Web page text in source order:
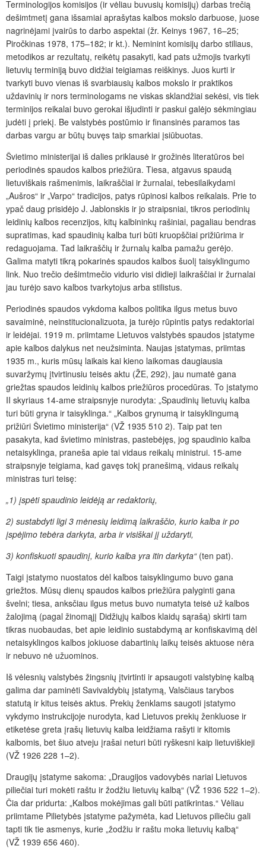
Terminologijos komisijos (ir vėliau buvusių komisijų) darbas trečią
dešimtmetį gana išsamiai aprašytas kalbos mokslo darbuose, juose
nagrinėjami įvairūs to darbo aspektai (žr. Keinys 1967, 16–25;
Piročkinas 1978, 175–182; ir kt.). Neminint komisijų darbo stiliaus,
metodikos ar rezultatų, reikėtų pasakyti, kad pats užmojis tvarkyti
lietuvių terminiją buvo didžiai teigiamas reiškinys. Juos kurti ir
tvarkyti buvo vienas iš svarbiausių kalbos mokslo ir praktikos
uždavinių ir nors terminologams ne viskas sklandžiai sekėsi, vis tiek
terminijos reikalai buvo gerokai išjudinti ir paskui galėjo sėkmingiau
judėti į priekį. Be valstybės postūmio ir finansinės paramos tas
darbas vargu ar būtų buvęs taip smarkiai įsiūbuotas.
Švietimo ministerijai iš dalies priklausė ir grožinės literatūros bei
periodinės spaudos kalbos priežiūra. Tiesa, atgavus spaudą
lietuviškais rašmenimis, laikraščiai ir žurnalai, tebesilaikydami
„Aušros“ ir „Varpo“ tradicijos, patys rūpinosi kalbos reikalais. Prie to
ypač daug prisidėjo J. Jablonskis ir jo straipsniai, tikros periodinių
leidinių kalbos recenzijos, kitų kalbininkų rašiniai, pagaliau bendras
supratimas, kad spaudinių kalba turi būti kruopščiai prižiūrima ir
redaguojama. Tad laikraščių ir žurnalų kalba pamažu gerėjo.
Galima matyti tikrą pokarinės spaudos kalbos šuolį taisyklingumo
link. Nuo trečio dešimtmečio vidurio visi didieji laikraščiai ir žurnalai
jau turėjo savo kalbos tvarkytojus arba stilistus.
Periodinės spaudos vykdoma kalbos politika ilgus metus buvo
savaiminė, neinstitucionalizuota, ja turėjo rūpintis patys redaktoriai
ir leidėjai. 1919 m. priimtame Lietuvos valstybės spaudos įstatyme
apie kalbos dalykus net neužsiminta. Naujas įstatymas, priimtas
1935 m., kuris mūsų laikais kai kieno laikomas daugiausia
suvaržymų įtvirtinusiu teisės aktu (ŽE, 292), jau numatė gana
griežtas spaudos leidinių kalbos priežiūros procedūras. To įstatymo
II skyriaus 14-ame straipsnyje nurodyta: „Spaudinių lietuvių kalba
turi būti gryna ir taisyklinga.“ „Kalbos grynumą ir taisyklingumą
prižiūri Švietimo ministerija“ (VŽ 1935 510 2). Taip pat ten
pasakyta, kad švietimo ministras, pastebėjęs, jog spaudinio kalba
netaisyklinga, praneša apie tai vidaus reikalų ministrui. 15-ame
straipsnyje teigiama, kad gavęs tokį pranešimą, vidaus reikalų
ministras turi teisę:
„1) įspėti spaudinio leidėją ar redaktorių,
2) sustabdyti ligi 3 mėnesių leidimą laikraščio, kurio kalba ir po
įspėjimo tebėra darkyta, arba ir visiškai jį uždaryti,
3) konfiskuoti spaudinį, kurio kalba yra itin darkyta“ (ten pat).
Taigi įstatymo nuostatos dėl kalbos taisyklingumo buvo gana
griežtos. Mūsų dienų spaudos kalbos priežiūra palyginti gana
švelni; tiesa, anksčiau ilgus metus buvo numatyta teisė už kalbos
žalojimą (pagal žinomąjį Didžiųjų kalbos klaidų sąrašą) skirti tam
tikras nuobaudas, bet apie leidinio sustabdymą ar konfiskavimą dėl
netaisyklingos kalbos jokiuose dabartinių laikų teisės aktuose nėra
ir nebuvo nė užuominos.
Iš vėlesnių valstybės žingsnių įtvirtinti ir apsaugoti valstybinę kalbą
galima dar paminėti Savivaldybių įstatymą, Valsčiaus tarybos
statutą ir kitus teisės aktus. Prekių ženklams saugoti įstatymo
vykdymo instrukcijoje nurodyta, kad Lietuvos prekių ženkluose ir
etiketėse greta įrašų lietuvių kalba leidžiama rašyti ir kitomis
kalbomis, bet šiuo atveju įrašai neturi būti ryškesni kaip lietuviškieji
(VŽ 1926 228 1–2).
Draugijų įstatyme sakoma: „Draugijos vadovybės nariai Lietuvos
piliečiai turi mokėti raštu ir žodžiu lietuvių kalbą“ (VŽ 1936 522 1–2).
Čia dar pridurta: „Kalbos mokėjimas gali būti patikrintas.“ Vėliau
priimtame Pilietybės įstatyme pažymėta, kad Lietuvos piliečiu gali
tapti tik tie asmenys, kurie „žodžiu ir raštu moka lietuvių kalbą“
(VŽ 1939 656 460).